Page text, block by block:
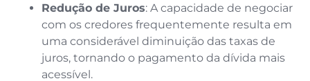
Redução de Juros: A capacidade de negociar
com os credores frequentemente resulta em
uma considerável diminuição das taxas de
juros, tornando o pagamento da dívida mais
acessível.